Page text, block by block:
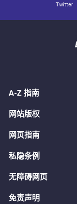
Twitter
A-Z 指南
网站版权
网页指南
私隐条例
无障碍网页
免责声明